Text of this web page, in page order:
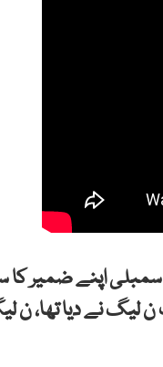
اپنے ضمیر کا
ن لیگ نے دیا